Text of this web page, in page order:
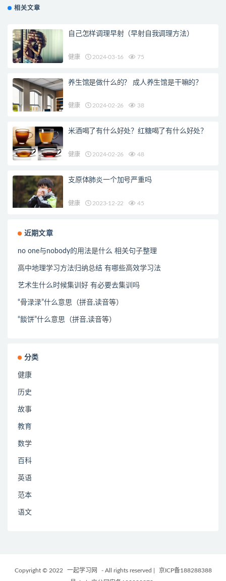
相关文章
自己怎样调理早射（早射自我调理方法）
健康 2024-03-16 75
养生馆是做什么的？ 成人养生馆是干嘛的？
健康 2024-02-26 38
米酒喝了有什么好处？红糖喝了有什么好处？
健康 2024-02-26 48
支原体肺炎一个加号严重吗
健康 2023-12-22 45
近期文章
no one与nobody的用法是什么 相关句子整理
高中地理学习方法归纳总结 有哪些高效学习法
艺术生什么时候集训好 有必要去集训吗
“骨渌渌”什么意思（拼音,读音等）
“餤饼”什么意思（拼音,读音等）
分类
健康
历史
故事
教育
数学
百科
英语
范本
语文
Copyright © 2022 一起学习网 - All rights reserved
京ICP备188288388